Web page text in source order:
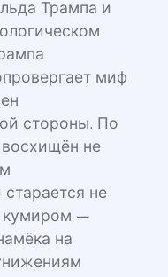
Трампа и
миф
стороны. По
не
не
кумиром —
на